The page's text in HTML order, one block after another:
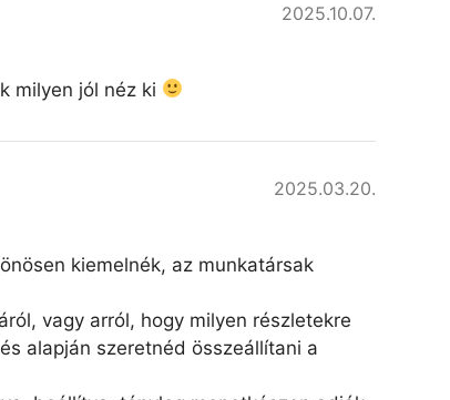
2025.10.07.
milyen jól néz ki
2025.03.20.
kiemelnék, az munkatársak
vagy arról, hogy milyen részletekre
alapján szeretnéd összeállítani a